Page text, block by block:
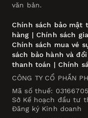
văn bản.
Chính sách bảo mật
hàng | Chính sách
Chính sách mua vé
sách bảo hành và
thanh toán | Chính
CÔNG TY CỔ PHẦN
Mã số thuế:
Sở Kế hoạch đầu tư
Đăng ký Kinh doanh